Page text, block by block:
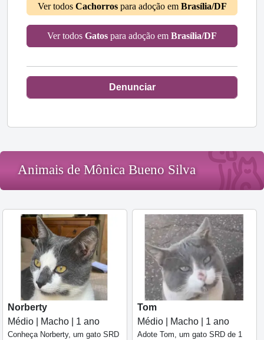
Ver todos Cachorrospara adoção em Brasília/DF
Ver todos Gatos para adoção em Brasília/DF
Denunciar
Animais de Mônica Bueno Silva
Norberty
Médio | Macho | 1 ano
Conheça Norberty, um gato SRD
Tom
Médio | Macho | 1 ano
Adote Tom, um gato SRD de 1